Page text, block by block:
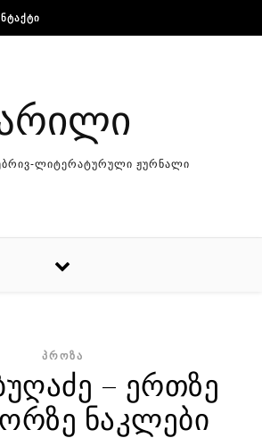
ლიტერატურული ჟურნალი
ᲞᲠᲝᲖᲐ
– ერთზე
ნაკლები